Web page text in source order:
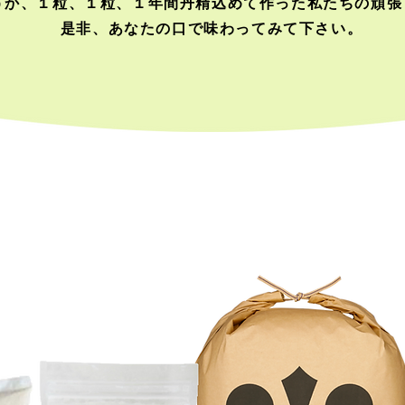
是非、あなたの口で味わってみて下さい。